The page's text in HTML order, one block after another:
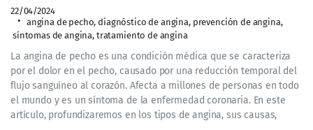
22/04/2024
angina de pecho, diagnóstico de angina, prevención de angina,
síntomas de angina, tratamiento de angina
La angina de pecho es una condición médica que se caracteriza
por el dolor en el pecho, causado por una reducción temporal del
flujo sanguíneo al corazón. Afecta a millones de personas en todo
el mundo y es un síntoma de la enfermedad coronaria. En este
artículo, profundizaremos en los tipos de angina, sus causas,